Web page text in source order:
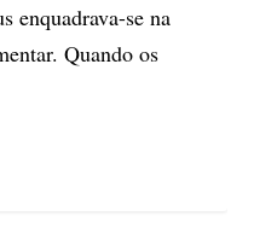
enquadrava-se na
Quando os